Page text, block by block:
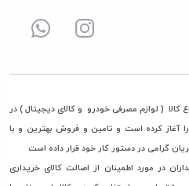
کالا ( لوازم مصرفی خودرو و کالای دیجیتال ) در
1398 فعالیت خود را آغاز کرده است و تامین و فروش بهترین و با
گرامی در دستور کار خود قرار داده است
در مورد اطمینان از اصالت کالای خریداری